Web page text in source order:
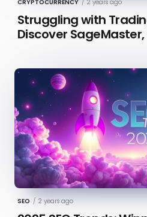
CRYPTOCURRENCY / 2 years ago
Struggling with
Discover
SEO / 2 years ago